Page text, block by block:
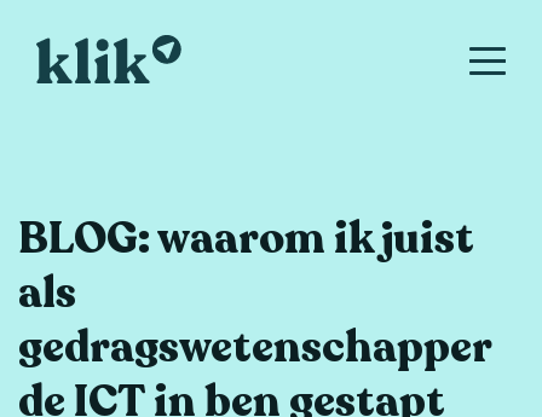
BLOG: waarom ik juist
als
gedragswetenschapper
de ICT in ben gestapt